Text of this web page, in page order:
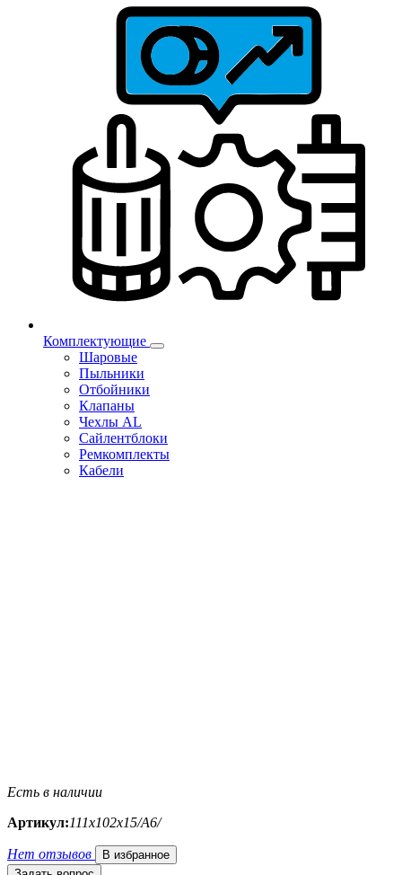
Комплектующие
Шаровые
Пыльники
Отбойники
Клапаны
Чехлы AL
Сайлентблоки
Ремкомплекты
Кабели
Есть в наличии
Артикул:111х102х15/A6/
Нет отзывов
В избранное